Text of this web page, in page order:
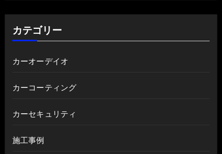
カテゴリー
カーオーデイオ
カーコーティング
カーセキュリティ
施工事例